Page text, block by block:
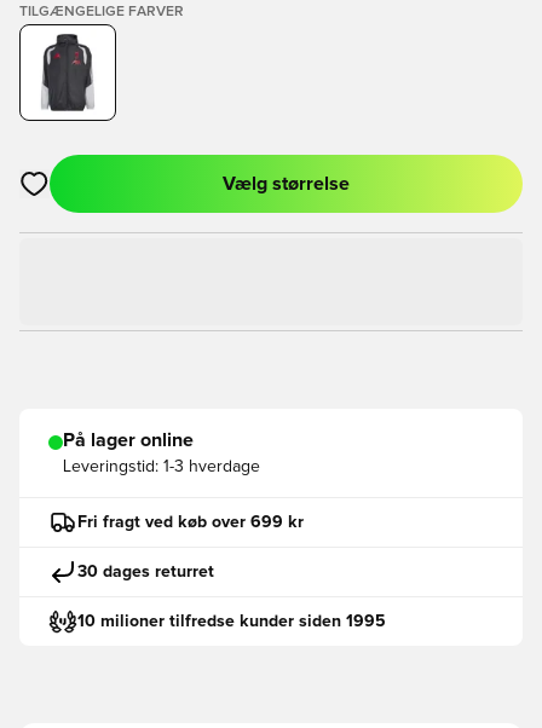
TILGÆNGELIGE FARVER
Åbner en Modal til at logge ind eller tilmelde dig som medlem
Vælg størrelse
På lager online
Leveringstid: 1-3 hverdage
Fri fragt ved køb over 699 kr
30 dages returret
10 milioner tilfredse kunder siden 1995